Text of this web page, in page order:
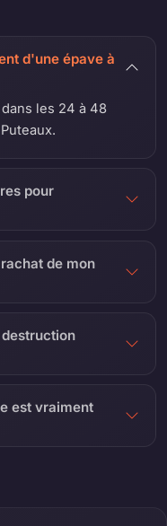
d'une épave à
les 24 à 48
pour
de mon
est vraiment